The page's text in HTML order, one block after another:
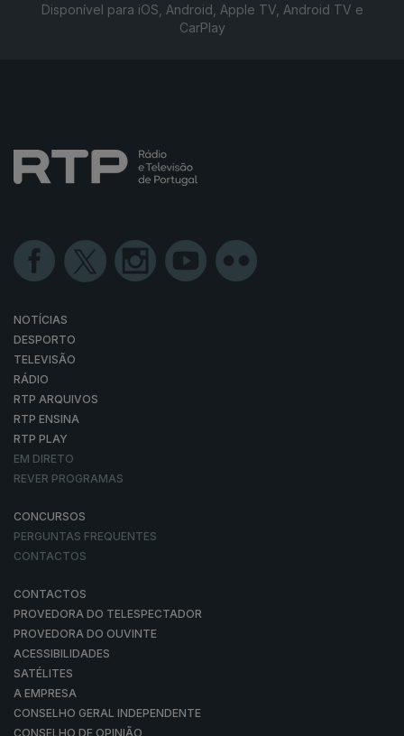
Disponível para iOS, Android, Apple TV, Android TV e
CarPlay
NOTÍCIAS
DESPORTO
TELEVISÃO
RÁDIO
RTP ARQUIVOS
RTP ENSINA
RTP PLAY
EM DIRETO
REVER PROGRAMAS
CONCURSOS
PERGUNTAS FREQUENTES
CONTACTOS
CONTACTOS
PROVEDORA DO TELESPECTADOR
PROVEDORA DO OUVINTE
ACESSIBILIDADES
SATÉLITES
A EMPRESA
CONSELHO GERAL INDEPENDENTE
CONSELHO DE OPINIÃO